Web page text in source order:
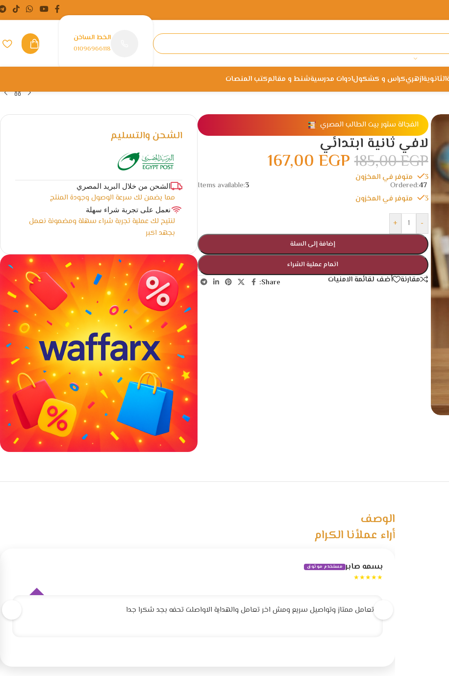
الخط الساخن
01096966118
الثانويةازهريكراس و كشكولادوات مدرسيةشنط و مقالمكتب المنصات
الفجالة ستور بيت الطالب المصري
لافي ثانية ابتدائي
185,00EGP
167,00 EGP
3 متوفر في المخزون
Ordered:47
Items available:3
3 متوفر في المخزون
-
+
إضافة إلى السلة
اتمام عملية الشراء
مقارنة أضف لقائمة الامنيات Share:
الشحن والتسليم
الشحن من خلال البريد المصري
مما يضمن لك سرعة الوصول وجودة المنتج
نعمل على تجربة شراء سهلة
لنتيح لك عملية تجربة شراء سهلة ومضمونة نعمل
بجهد اكبر
مع waffarx
الوصف
أراء عملأنا الكرام
بسمه صابر مستخدم موثوق
★★★★★
تعامل ممتاز وتواصيل سريع ومش اخر تعامل والهداية الاواصلت تحفه بجد شكرا جدا